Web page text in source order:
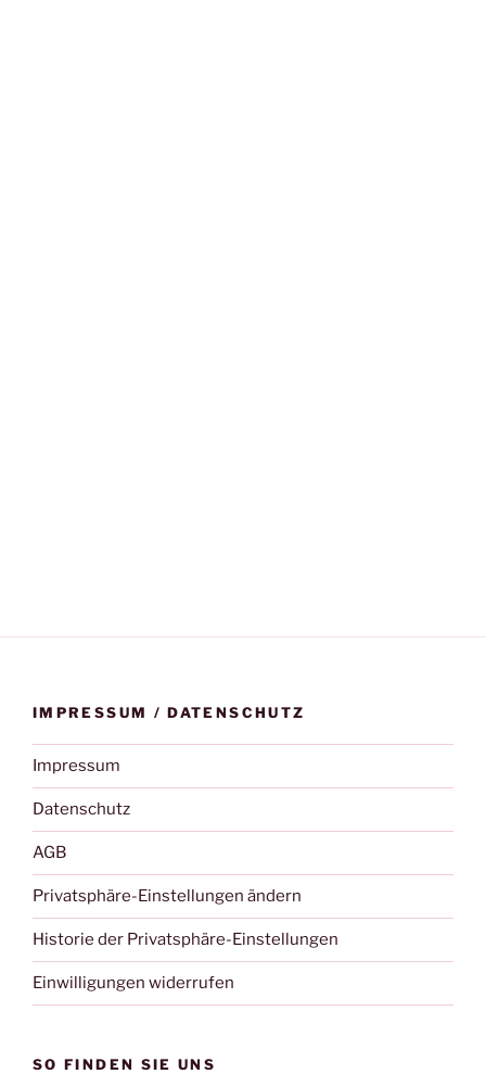
IMPRESSUM / DATENSCHUTZ
Impressum
Datenschutz
AGB
Privatsphäre-Einstellungen ändern
Historie der Privatsphäre-Einstellungen
Einwilligungen widerrufen
SO FINDEN SIE UNS